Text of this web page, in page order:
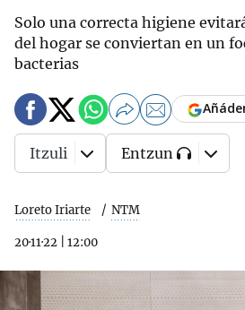
Solo una correcta higiene
del hogar se conviertan en un
bacterias
Loreto Iriarte NTM
20·11·22 12:00
Itzuli Entzun